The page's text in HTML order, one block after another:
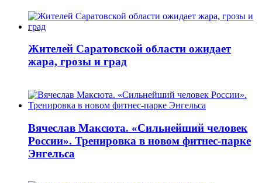
Жителей Саратовской области ожидает
жара, грозы и град
Вячеслав Максюта. «Сильнейший человек
России». Тренировка в новом фитнес-парке
Энгельса